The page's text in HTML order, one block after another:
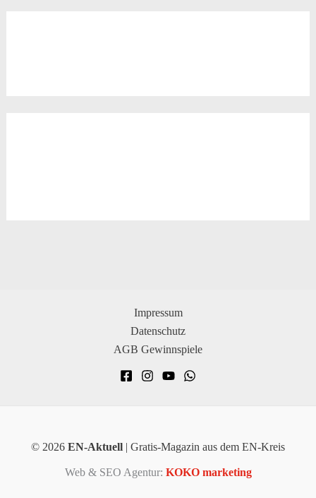
Impressum
Datenschutz
AGB Gewinnspiele
© 2026 EN-Aktuell | Gratis-Magazin aus dem EN-Kreis
Web & SEO Agentur: KOKO marketing